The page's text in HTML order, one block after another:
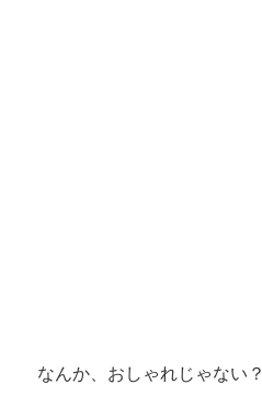
なんか、おしゃれじゃない？